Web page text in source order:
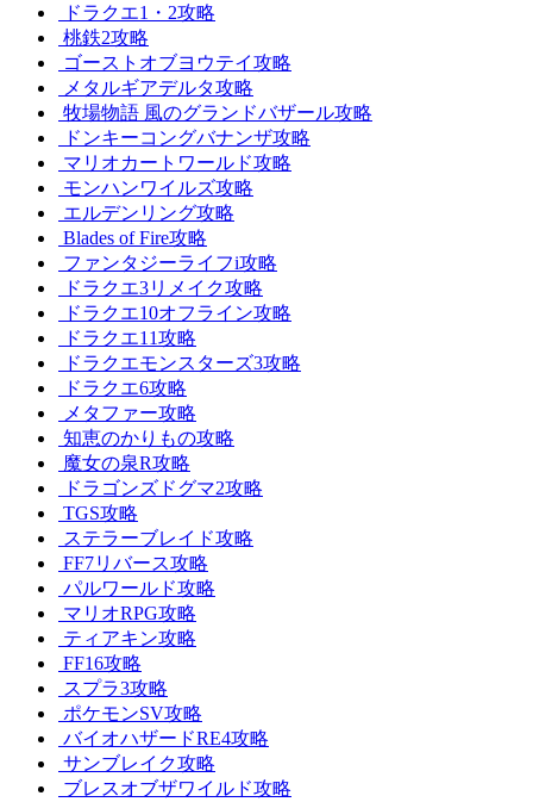
ドラクエ1・2攻略
桃鉄2攻略
ゴーストオブヨウテイ攻略
メタルギアデルタ攻略
牧場物語 風のグランドバザール攻略
ドンキーコングバナンザ攻略
マリオカートワールド攻略
モンハンワイルズ攻略
エルデンリング攻略
Blades of Fire攻略
ファンタジーライフi攻略
ドラクエ3リメイク攻略
ドラクエ10オフライン攻略
ドラクエ11攻略
ドラクエモンスターズ3攻略
ドラクエ6攻略
メタファー攻略
知恵のかりもの攻略
魔女の泉R攻略
ドラゴンズドグマ2攻略
TGS攻略
ステラーブレイド攻略
FF7リバース攻略
パルワールド攻略
マリオRPG攻略
ティアキン攻略
FF16攻略
スプラ3攻略
ポケモンSV攻略
バイオハザードRE4攻略
サンブレイク攻略
ブレスオブザワイルド攻略